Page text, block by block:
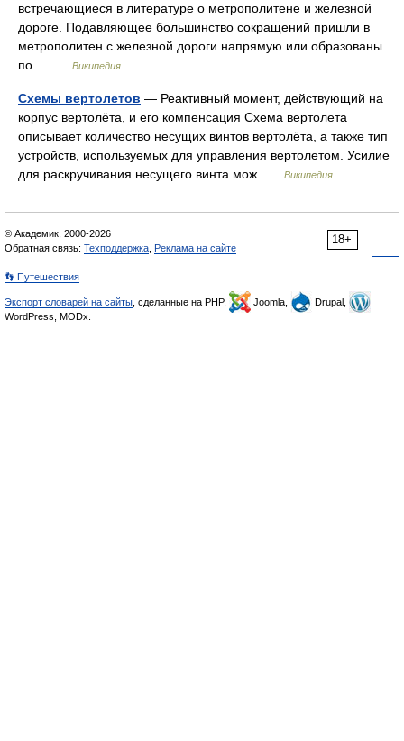
встречающиеся в литературе о метрополитене и железной
дороге. Подавляющее большинство сокращений пришли в
метрополитен с железной дороги напрямую или образованы
по… …
Википедия
Схемы вертолетов — Реактивный момент, действующий на
корпус вертолёта, и его компенсация Схема вертолета
описывает количество несущих винтов вертолёта, а также тип
устройств, используемых для управления вертолетом. Усилие
для раскручивания несущего винта мож …
Википедия
18+
© Академик, 2000-2026
Обратная связь: Техподдержка Реклама на сайте
👣 Путешествия
Экспорт словарей на сайты , сделанные на PHP, Joomla,
Drupal,
WordPress, MODx.